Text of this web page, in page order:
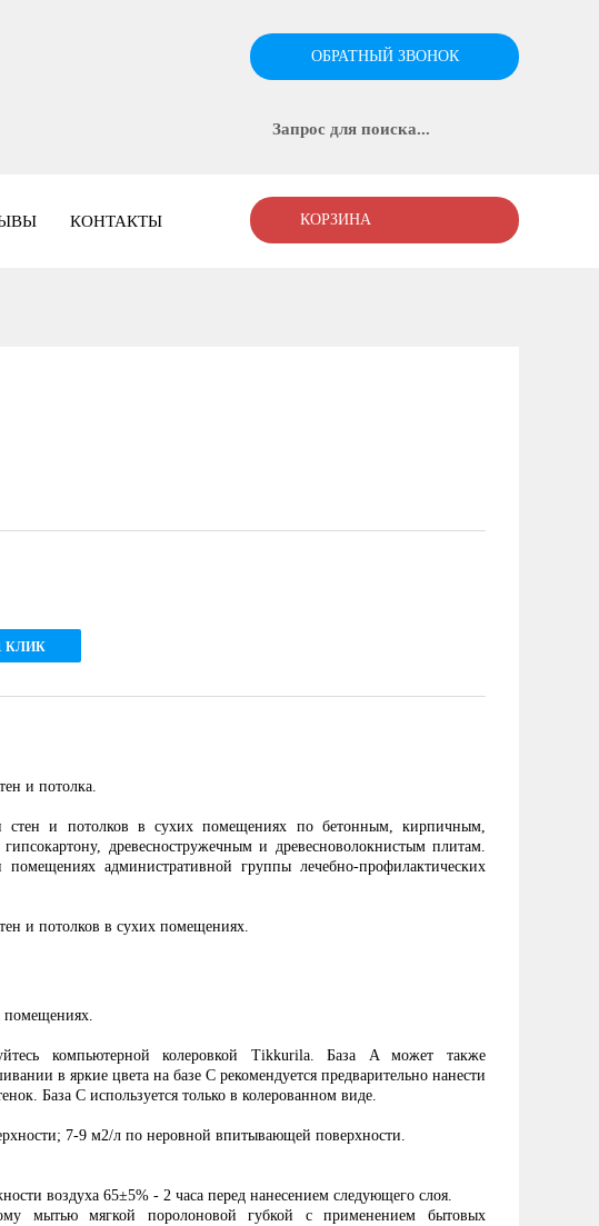
ОБРАТНЫЙ ЗВОНОК
КОНТАКТЫ КОРЗИНА
КЛИК
и потолка.
стен и потолков в сухих помещениях по бетонным, кирпичным,
древесностружечным и древесноволокнистым плитам.
административной группы лечебно-профилактических
и потолков в сухих помещениях.
помещениях.
компьютерной колеровкой Tikkurila. База A может также
в яркие цвета на базе С рекомендуется предварительно нанести
База С используется только в колерованном виде.
7-9 м2/л по неровной впитывающей поверхности.
воздуха 65±5% - 2 часа перед нанесением следующего слоя.
мытью мягкой поролоновой губкой с применением бытовых